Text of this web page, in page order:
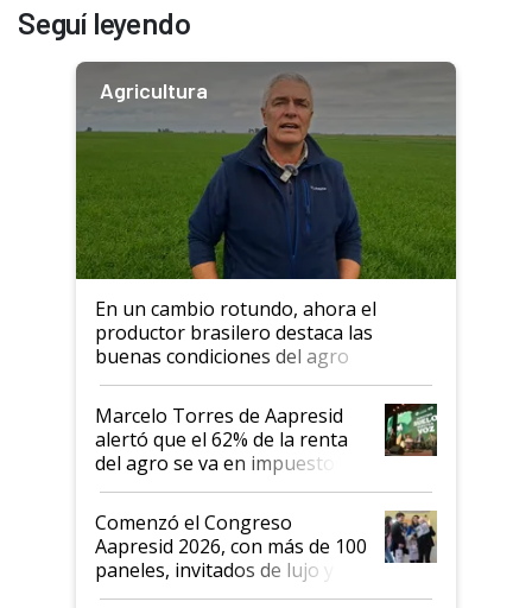
Seguí leyendo
Agricultura
En un cambio rotundo, ahora el
productor brasilero destaca las
buenas condiciones del agro
argentino para invertir: "Los veo
más motivados"
Marcelo Torres de Aapresid
alertó que el 62% de la renta
del agro se va en impuestos:
"No es bueno que en
Argentina se sigan discutiendo
las mismas cosas de hace 50
años"
Comenzó el Congreso
Aapresid 2026, con más de 100
paneles, invitados de lujo y
todas las tendencias